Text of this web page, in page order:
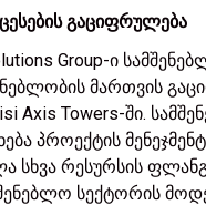
გაციფრულება
Group-ი
მართვის
Axis Towers-ში.
პროექტის
სხვა რესურსის
სექტორის